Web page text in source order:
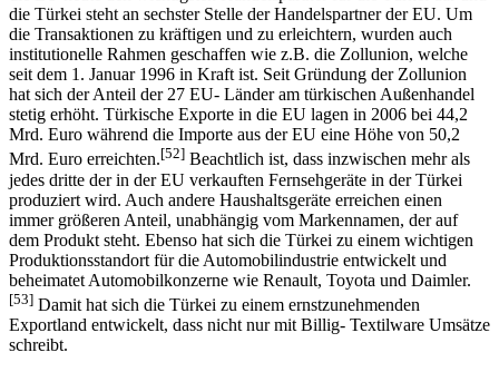
die Türkei steht an sechster Stelle der Handelspartner der EU. Um
die Transaktionen zu kräftigen und zu erleichtern, wurden auch
institutionelle Rahmen geschaffen wie z.B. die Zollunion, welche
seit dem 1. Januar 1996 in Kraft ist. Seit Gründung der Zollunion
hat sich der Anteil der 27 EU- Länder am türkischen Außenhandel
stetig erhöht. Türkische Exporte in die EU lagen in 2006 bei 44,2
Mrd. Euro während die Importe aus der EU eine Höhe von 50,2
Mrd. Euro erreichten.[52] Beachtlich ist, dass inzwischen mehr als
jedes dritte der in der EU verkauften Fernsehgeräte in der Türkei
produziert wird. Auch andere Haushaltsgeräte erreichen einen
immer größeren Anteil, unabhängig vom Markennamen, der auf
dem Produkt steht. Ebenso hat sich die Türkei zu einem wichtigen
Produktionsstandort für die Automobilindustrie entwickelt und
beheimatet Automobilkonzerne wie Renault, Toyota und Daimler.
[53] Damit hat sich die Türkei zu einem ernstzunehmenden
Exportland entwickelt, dass nicht nur mit Billig- Textilware Umsätze
schreibt.